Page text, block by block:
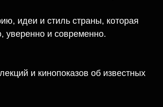
идеи и стиль страны, которая
уверенно и современно.
и кинопоказов об известных